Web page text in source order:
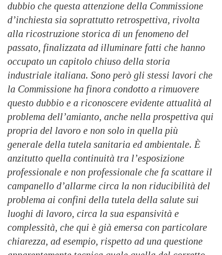
dubbio che questa attenzione della Commissione
d’inchiesta sia soprattutto retrospettiva, rivolta
alla ricostruzione storica di un fenomeno del
passato, finalizzata ad illuminare fatti che hanno
occupato un capitolo chiuso della storia
industriale italiana. Sono però gli stessi lavori che
la Commissione ha finora condotto a rimuovere
questo dubbio e a riconoscere evidente attualità al
problema dell’amianto, anche nella prospettiva qui
propria del lavoro e non solo in quella più
generale della tutela sanitaria ed ambientale. È
anzitutto quella continuità tra l’esposizione
professionale e non professionale che fa scattare il
campanello d’allarme circa la non riducibilità del
problema ai confini della tutela della salute sui
luoghi di lavoro, circa la sua espansività e
complessità, che qui è già emersa con particolare
chiarezza, ad esempio, rispetto ad una questione